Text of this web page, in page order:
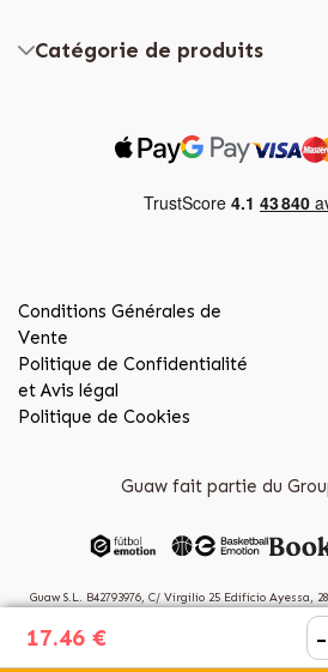
17.46 € -
Catégorie de produits
Conditions Générales de
Vente
Politique de Confidentialité
et Avis légal
Politique de Cookies
Guaw fait partie du
Guaw S.L. B42793976, C/ Virgilio 25 Edificio Ayessa,